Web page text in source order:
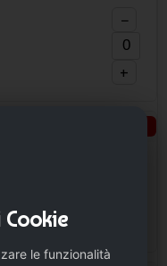
−
+
le funzionalità